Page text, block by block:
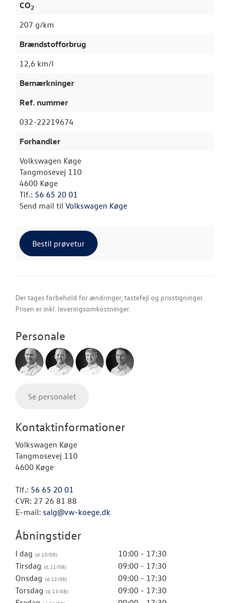
CO2
207 g/km
Brændstofforbrug
12,6 km/l
Bemærkninger
Ref. nummer
032-22219674
Forhandler
Volkswagen Køge
Tangmosevej 110
4600 Køge
Tlf.: 56 65 20 01
Send mail til Volkswagen Køge
Bestil prøvetur
Der tages forbehold for ændringer, tastefejl og prisstigninger.
Prisen er inkl. leveringsomkostninger.
Personale
Se personalet
Kontaktinformationer
Volkswagen Køge
Tangmosevej 110
4600 Køge
Tlf.: 56 65 20 01
CVR: 27 26 81 88
E-mail: salg@vw-koege.dk
Åbningstider
I dag
10:00 - 17:30
Tirsdag
09:00 - 17:30
Onsdag
09:00 - 17:30
Torsdag
09:00 - 17:30